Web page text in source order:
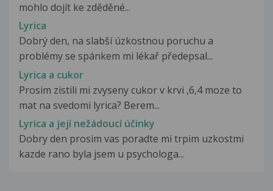
mohlo dojít ke zděděné...
Lyrica
Dobrý den, na slabší úzkostnou poruchu a
problémy se spánkem mi lékař předepsal...
Lyrica a cukor
Prosim zistili mi zvyseny cukor v krvi ,6,4 moze to
mat na svedomi lyrica? Berem...
Lyrica a její nežádoucí účinky
Dobry den prosim vas poradte mi trpim uzkostmi
kazde rano byla jsem u psychologa...